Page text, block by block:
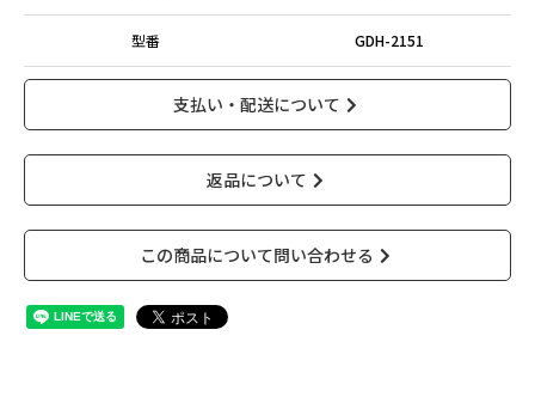
型番 GDH-2151
支払い・配送について
返品について
この商品について問い合わせる